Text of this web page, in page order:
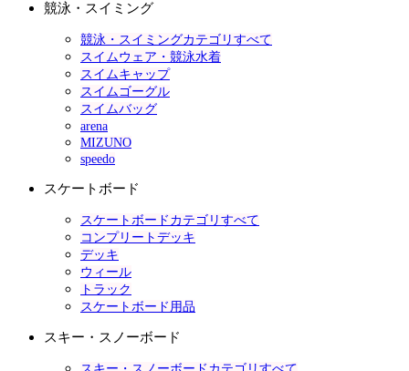
競泳・スイミング
競泳・スイミングカテゴリすべて
スイムウェア・競泳水着
スイムキャップ
スイムゴーグル
スイムバッグ
arena
MIZUNO
speedo
スケートボード
スケートボードカテゴリすべて
コンプリートデッキ
デッキ
ウィール
トラック
スケートボード用品
スキー・スノーボード